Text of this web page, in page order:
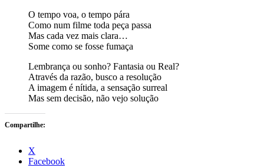
O tempo voa, o tempo pára
Como num filme toda peça passa
Mas cada vez mais clara…
Some como se fosse fumaça
Lembrança ou sonho? Fantasia ou Real?
Através da razão, busco a resolução
A imagem é nítida, a sensação surreal
Mas sem decisão, não vejo solução
Compartilhe:
X
Facebook